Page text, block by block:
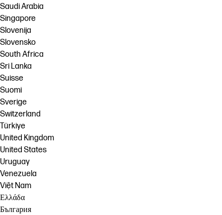
Saudi Arabia
Singapore
Slovenija
Slovensko
South Africa
Sri Lanka
Suisse
Suomi
Sverige
Switzerland
Türkiye
United Kingdom
United States
Uruguay
Venezuela
Việt Nam
Ελλάδα
България